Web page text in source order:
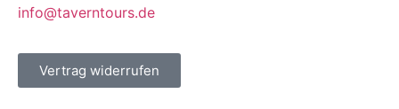
info@taverntours.de
Vertrag widerrufen